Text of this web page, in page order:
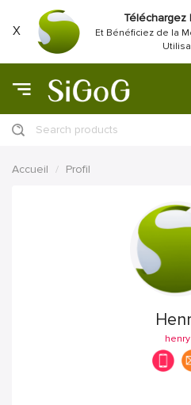
X
Téléchargez
Et Bénéficiez de la
Search products
Accueil Profil
henry